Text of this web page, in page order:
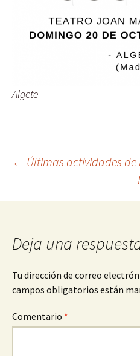
Algete
de
entradas
← Últimas actividades de
Deja una
Tu dirección de correo
campos obligatorios están
Comentario *